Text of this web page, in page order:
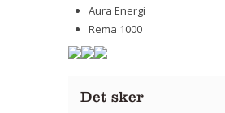
Aura Energi
Rema 1000
Det sker